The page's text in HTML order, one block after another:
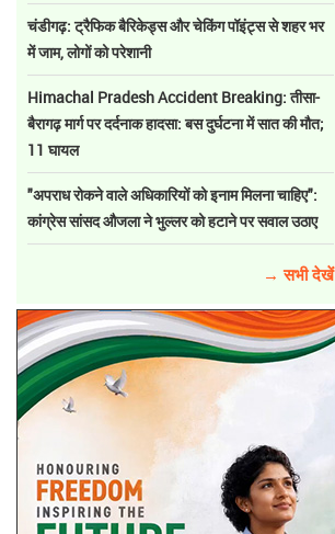
चंडीगढ़: ट्रैफिक बैरिकेड्स और चेकिंग पॉइंट्स से शहर भर
में जाम, लोगों को परेशानी
Himachal Pradesh Accident Breaking: तीसा-
बैरागढ़ मार्ग पर दर्दनाक हादसा: बस दुर्घटना में सात की मौत;
11 घायल
"अपराध रोकने वाले अधिकारियों को इनाम मिलना चाहिए":
कांग्रेस सांसद औजला ने भुल्लर को हटाने पर सवाल उठाए
→ सभी देखें